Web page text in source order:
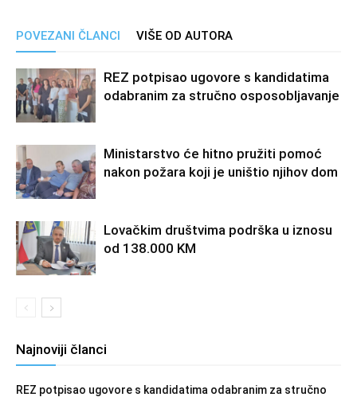
POVEZANI ČLANCI VIŠE OD AUTORA
REZ potpisao ugovore s kandidatima
odabranim za stručno osposobljavanje
Ministarstvo će hitno pružiti pomoć
nakon požara koji je uništio njihov dom
Lovačkim društvima podrška u iznosu
od 138.000 KM
Najnoviji članci
REZ potpisao ugovore s kandidatima odabranim za stručno